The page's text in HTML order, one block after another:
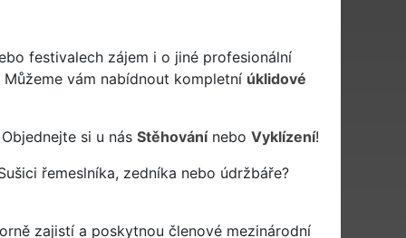
festivalech zájem i o jiné profesionální
Můžeme vám nabídnout kompletní úklidové
si u nás Stěhovánínebo Vyklízení!
řemeslníka, zedníka nebo údržbáře?
zajistí a poskytnou členové mezinárodní